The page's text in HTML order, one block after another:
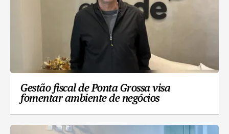
Gestão fiscal de Ponta Grossa visa
fomentar ambiente de negócios